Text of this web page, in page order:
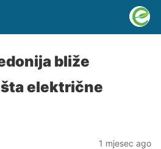
bliže
električne
1 mjesec ago